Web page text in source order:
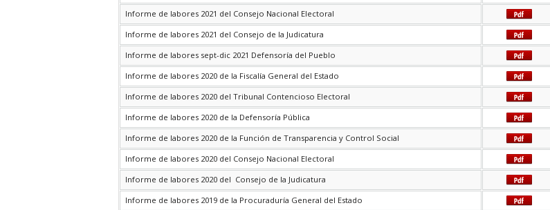
Informe de labores 2021 del Consejo Nacional Electoral
Informe de labores 2021 del Consejo de la Judicatura
Informe de labores sept-dic 2021 Defensoría del Pueblo
Informe de labores 2020 de la Fiscalía General del Estado
Informe de labores 2020 del Tribunal Contencioso Electoral
Informe de labores 2020 de la Defensoría Pública
Informe de labores 2020 de la Función de Transparencia y Control Social
Informe de labores 2020 del Consejo Nacional Electoral
Informe de labores 2020 del Consejo de la Judicatura
Informe de labores 2019 de la Procuraduría General del Estado